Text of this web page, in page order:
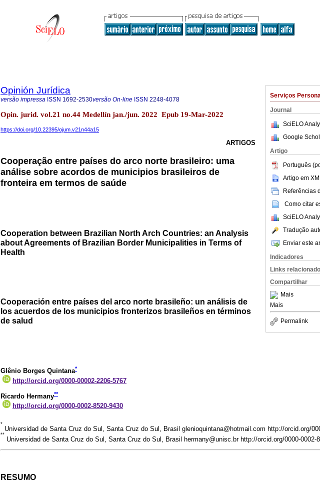
Serviços
Journal
SciELO
Google
Artigo
Português
Artigo em
Referências
Como citar
SciELO
Tradução
Enviar este
Indicadores
Links
Compartilhar
Mais
Mais
Permalink
Opinión Jurídica
versão impressa ISSN 1692-2530versão On-line ISSN 2248-4078
Opin. jurid. vol.21 no.44 Medellín jan./jun. 2022 Epub 19-Mar-2022
https://doi.org/10.22395/ojum.v21n44a15
ARTIGOS
Cooperação entre países do arco norte brasileiro: uma
análise sobre acordos de municipios brasileiros de
fronteira em termos de saúde
Cooperation between Brazilian North Arch Countries: an Analysis
about Agreements of Brazilian Border Municipalities in Terms of
Health
Cooperación entre países del arco norte brasileño: un análisis de
los acuerdos de los municipios fronterizos brasileños en términos
de salud
Glênio Borges Quintana*
http://orcid.org/0000-00002-2206-5767
Ricardo Hermany**
http://orcid.org/0000-0002-8520-9430
*
Universidad de Santa Cruz do Sul, Santa Cruz do Sul, Brasil glenioquintana@hotmail.com http://orcid.org/
**
Universidad de Santa Cruz do Sul, Santa Cruz do Sul, Brasil hermany@unisc.br http://orcid.org/0000-0002-
RESUMO